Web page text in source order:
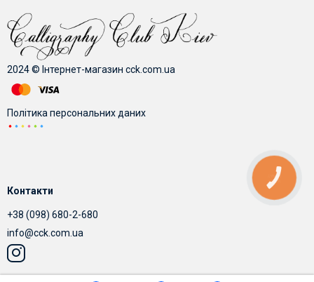
2024 © Інтернет-магазин cck.com.ua
Політика персональних даних
Контакти
+38 (098) 680-2-680
info@cck.com.ua
КНОПКА
ЗВ'ЯЗКУ